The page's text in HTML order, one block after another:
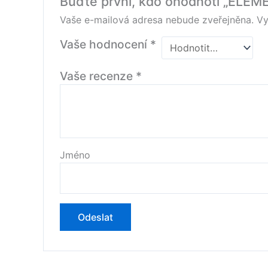
Vaše e-mailová adresa nebude zveřejněna.
Vaše hodnocení *
Vaše recenze *
Jméno